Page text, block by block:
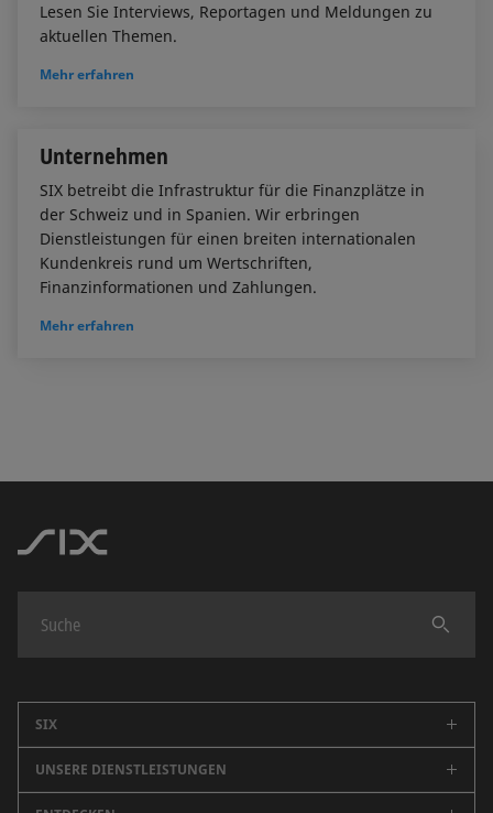
Lesen Sie Interviews, Reportagen und Meldungen zu
aktuellen Themen.
Mehr erfahren
Unternehmen
SIX betreibt die Infrastruktur für die Finanzplätze in
der Schweiz und in Spanien. Wir erbringen
Dienstleistungen für einen breiten internationalen
Kundenkreis rund um Wertschriften,
Finanzinformationen und Zahlungen.
Mehr erfahren
Finden
SIX
Unternehmen
Karriere
UNSERE DIENSTLEISTUNGEN